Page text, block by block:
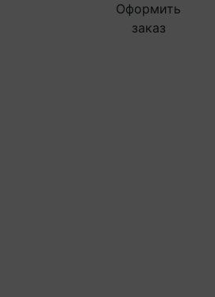
Оформить
заказ